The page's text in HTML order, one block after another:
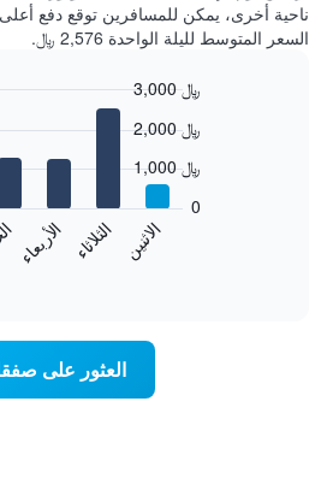
ناحية أخرى، يمكن للمسافرين توقع دفع
السعر المتوسط لليلة الواحدة 2,576 ﷼.
الاثنين الثلاثاء الأربعاء
0
1,000 ﷼
2,000 ﷼
3,000 ﷼
العثور على